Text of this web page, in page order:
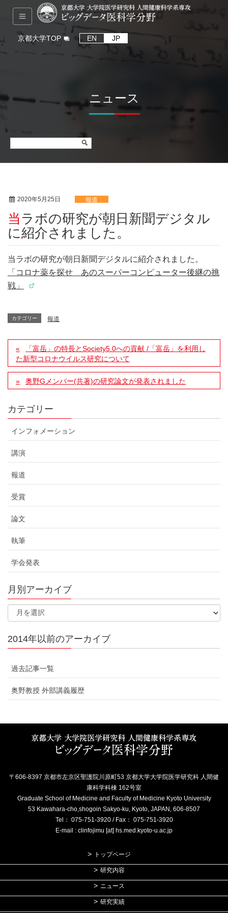
京都大学TOP EN JP
ニュース
2020年5月25日 報道
当ラボの研究が朝日新聞デジタル
に紹介されました。
当ラボの研究が朝日新聞デジタルに紹介されました。
「コロナ薬を探せ あのスーパーコンピューター後継の挑
戦」
カテゴリー 報道
「富岳」の特長とSociety5.0への貢献 /「富岳」を利用し
た新型コロナウイルス研究について
奥野Gメンバー(共著)の研究論文が発表されました
カテゴリー
インフォメーション
講演
報道
受賞
論文
執筆
学会発表
月別アーカイブ
2014年以前のアーカイブ
過去記事一覧
奥野教授 外部講義履歴
〒606-8397 京都市左京区聖護院川原町53 京都大学大学院医学研究科 人間健
康科学科棟 162号室
Graduate School of Medicine and Faculty of Medicine Kyoto University
53 Kawahara-cho,shogoin Sakyo-ku, Kyoto, JAPAN, 606-8507
Tel： 075-751-3920 / Fax： 075-751-3920
E-mail : clinfojimu [at] hs.med.kyoto-u.ac.jp
トップページ
研究内容
ニュース
研究実績